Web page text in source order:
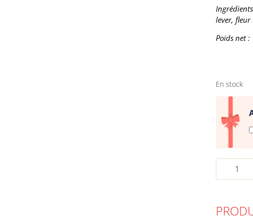
lever, fleur
Poids net :
En stock